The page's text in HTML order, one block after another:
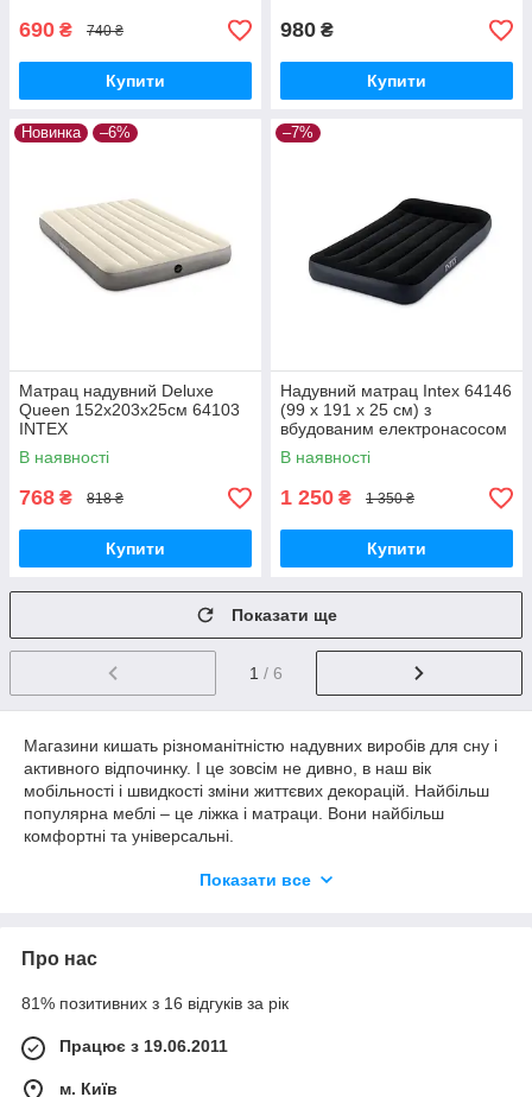
690 ₴ 740 ₴
Купити
980 ₴
Купити
Новинка –6%
Матрац надувний Deluxe
Queen 152х203х25см 64103
INTEX
В наявності
768 ₴ 818 ₴
Купити
–7%
Надувний матрац Intex 64146
(99 x 191 x 25 см) з
вбудованим електронасосом
В наявності
1 250 ₴ 1 350 ₴
Купити
Показати ще
1 / 6
Магазини кишать різноманітністю надувних виробів для сну і
активного відпочинку. І це зовсім не дивно, в наш вік
мобільності і швидкості зміни життєвих декорацій. Найбільш
популярна меблі – це ліжка і матраци. Вони найбільш
комфортні та універсальні.
Чому варто вибрати надувний матрац
компактніше і легше поміщаються в намет.
здувати, склавши його в компактну упаковку.
Купити надувний матрац для сну рекомендуємо тим, хто хоче
отримати більш гігієнічний догляд продукт. По-перше, він не
вбирає вологу, будь то сік, газована вода або виділення поту.
Показати все
Про нас
81% позитивних з 16 відгуків за рік
Працює з 19.06.2011
м. Київ